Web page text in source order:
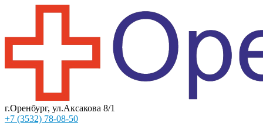
г.Оренбург, ул.Аксакова 8/1
+7 (3532) 78-08-50